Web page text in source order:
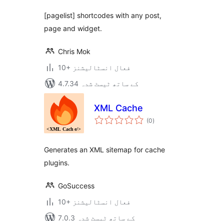
[pagelist] shortcodes with any post,
page and widget.
Chris Mok
10+ فعال انسٹالیشنز
4.7.34 کے ساتھ ٹیسٹ شدہ
XML Cache
(0مجموعی
درجہ
)
Generates an XML sitemap for cache
plugins.
GoSuccess
10+ فعال انسٹالیشنز
7.0.3 کے ساتھ ٹیسٹ شدہ